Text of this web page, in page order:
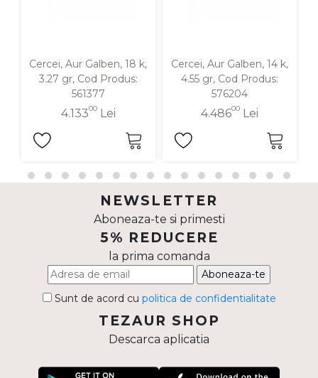
Cercei, Aur Galben, 18 k,
3.27 gr, Cod Produs:
561377
4.13300Lei
Cercei, Aur Galben, 14 k,
4.55 gr, Cod Produs:
576204
4.48600Lei
NEWSLETTER
Aboneaza-te si primesti
5% REDUCERE
la prima comanda
Aboneaza-te
Sunt de acord cu politica de confidentialitate
TEZAUR SHOP
Descarca aplicatia